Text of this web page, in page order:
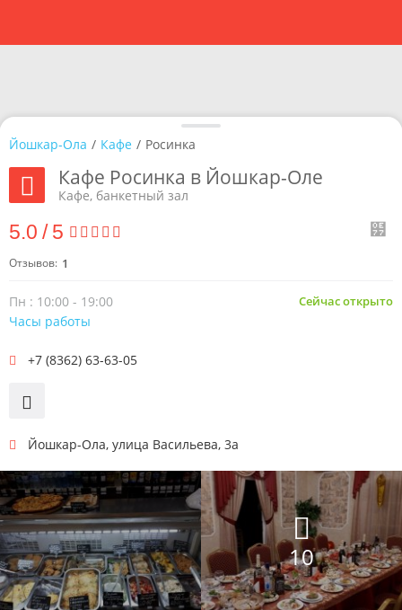
10
Йошкар-Ола / Кафе / Росинка
Кафе Росинка в Йошкар-Оле
Кафе, банкетный зал
5.0 / 5
Отзывов: 1
+7 (8362) 63-63-05
Йошкар-Ола, улица Васильева, 3а
Сейчас открыто
Пн : 10:00 - 19:00
Часы работы